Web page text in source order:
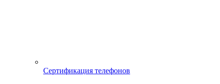
Сертификация телефонов